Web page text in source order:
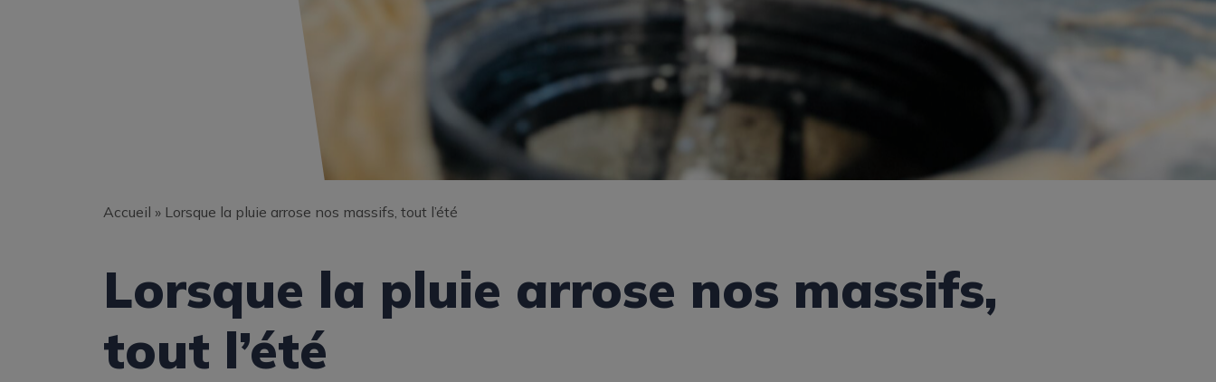
Accueil » Lorsque la pluie arrose nos massifs, tout l’été
Lorsque la pluie arrose nos massifs,
tout l’été